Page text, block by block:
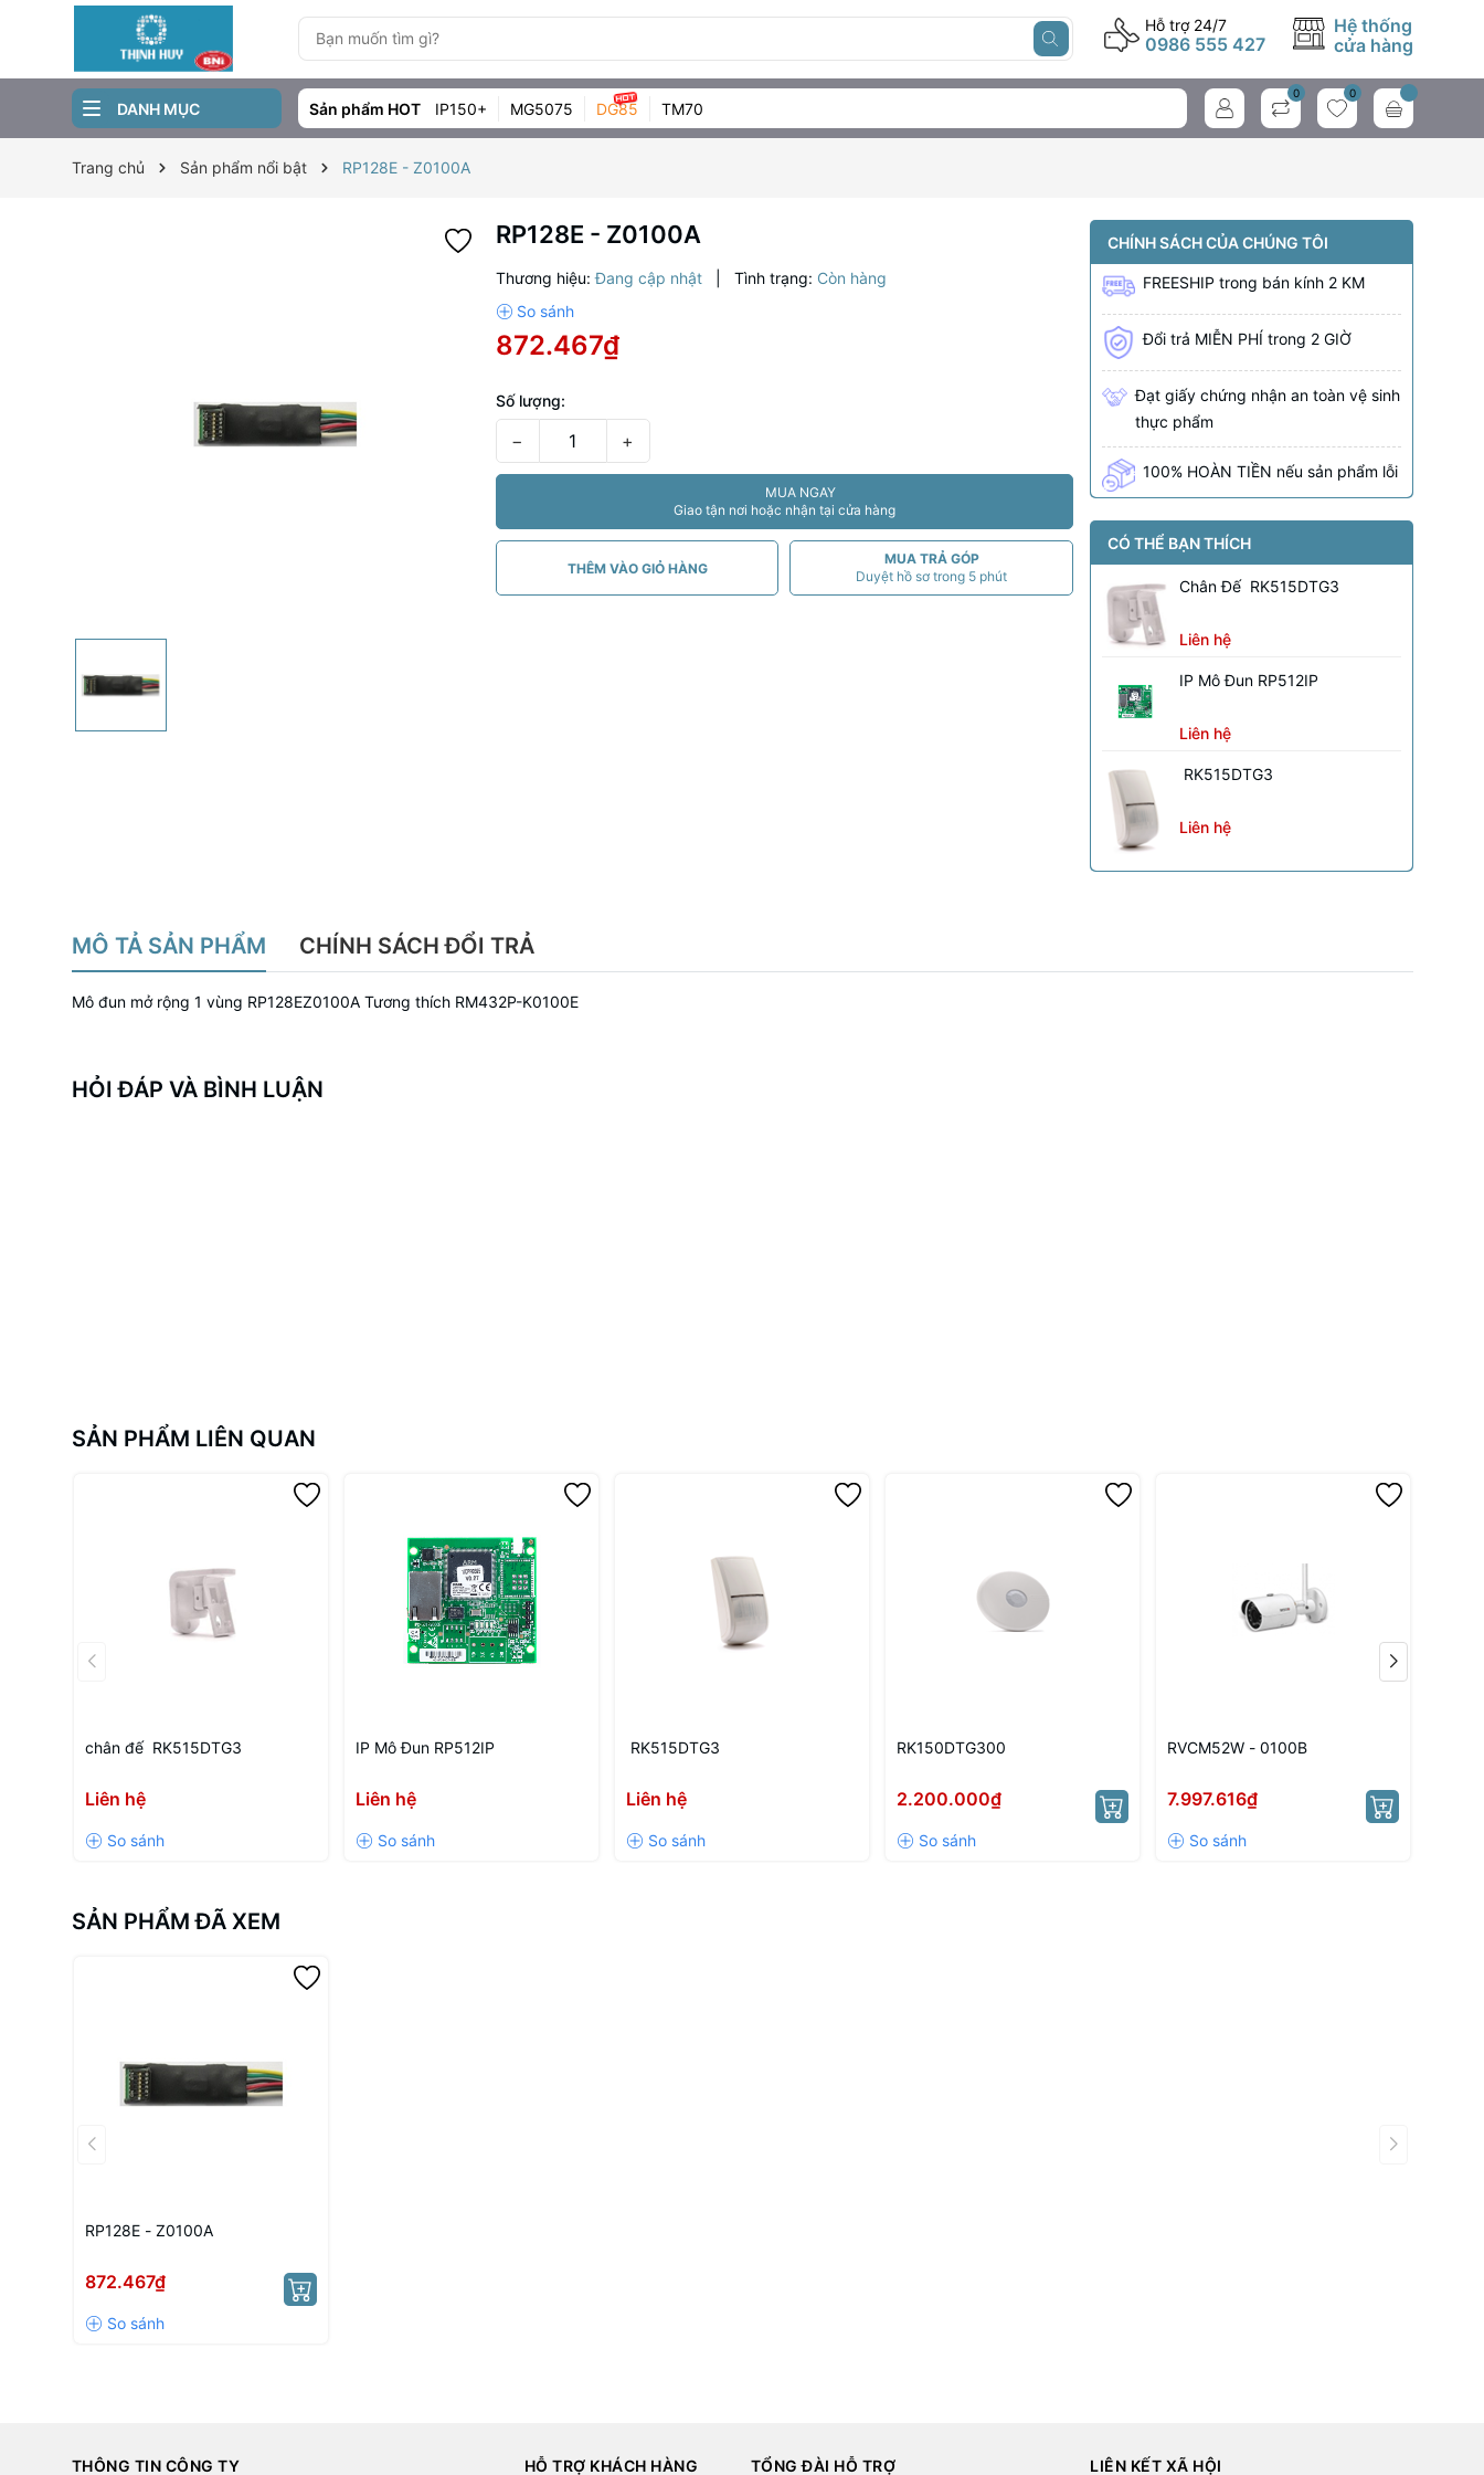
Hỗ trợ 24/7
0986 555 427
Hệ thống
cửa hàng
DANH MỤC Sản phẩm HOT IP150+ MG5075 DG85 TM70
0 0
Trang chủ Sản phẩm nổi bật RP128E - Z0100A
RP128E - Z0100A
Thương hiệu: Đang cập nhật Tình trạng: Còn hàng
872.467₫
Số lượng:
− +
MUA NGAY
Giao tận nơi hoặc nhận tại cửa hàng
THÊM VÀO GIỎ HÀNG
MUA TRẢ GÓP
Duyệt hồ sơ trong 5 phút
CHÍNH SÁCH CỦA CHÚNG TÔI
FREESHIP trong bán kính 2 KM
Đổi trả MIỄN PHÍ trong 2 GIỜ
Đạt giấy chứng nhận an toàn vệ sinh
thực phẩm
100% HOÀN TIỀN nếu sản phẩm lỗi
CÓ THỂ BẠN THÍCH
Chân Đế RK515DTG3
Liên hệ
IP Mô Đun RP512IP
Liên hệ
RK515DTG3
Liên hệ
MÔ TẢ SẢN PHẨM CHÍNH SÁCH ĐỔI TRẢ
Mô đun mở rộng 1 vùng RP128EZ0100A Tương thích RM432P-K0100E
HỎI ĐÁP VÀ BÌNH LUẬN
SẢN PHẨM LIÊN QUAN
chân đế RK515DTG3
Liên hệ
IP Mô Đun RP512IP
Liên hệ
RK515DTG3
Liên hệ
RK150DTG300
2.200.000₫
RVCM52W - 0100B
7.997.616₫
SẢN PHẨM ĐÃ XEM
RP128E - Z0100A
872.467₫
THÔNG TIN CÔNG TY HỖ TRỢ KHÁCH HÀNG TỔNG ĐÀI HỖ TRỢ LIÊN KẾT XÃ HỘI